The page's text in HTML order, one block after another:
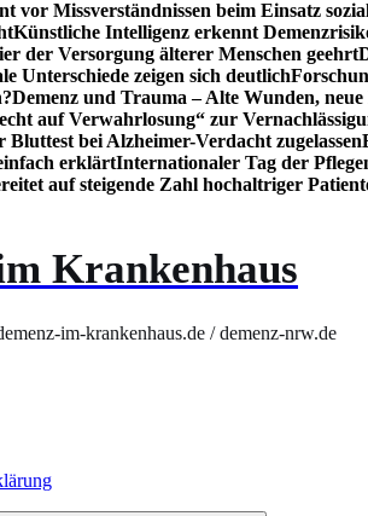
vor Missverständnissen beim Einsatz
Künstliche Intelligenz erkennt
der Versorgung älterer Menschen geehrt
Unterschiede zeigen sich deutlich
Demenz und Trauma – Alte Wunden,
auf Verwahrlosung“ zur
Bluttest bei Alzheimer-Verdacht zugelassen
erklärtInternationaler Tag der
auf steigende Zahl hochaltriger
Krankenhaus
im-krankenhaus.de / demenz-nrw.de